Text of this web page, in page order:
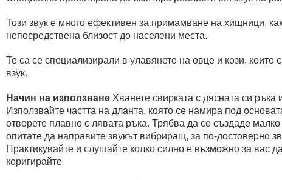
Този звук е много ефективен за примамване на хищници,
непосредствена близост до населени места.
Те са се специализирали в улавянето на овце и кози,
взук.
Начин на използване Хванете свирката с дясната си ръка
Използвайте частта на дланта, която се намира под
отворете плавно с лявата ръка. Трябва да се създаде
опитате да направите звукът вибриращ, за по-достоверно
Практикувайте и слушайте колко силно е възможно за вас
коригирайте